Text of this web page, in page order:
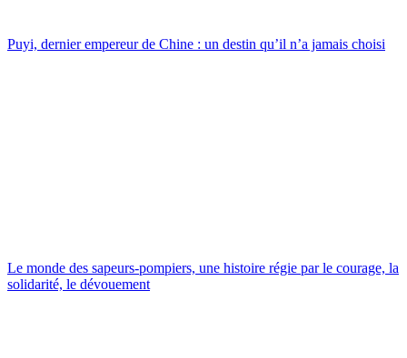
Puyi, dernier empereur de Chine : un destin qu’il n’a jamais choisi
Le monde des sapeurs-pompiers, une histoire régie par le courage, la
solidarité, le dévouement